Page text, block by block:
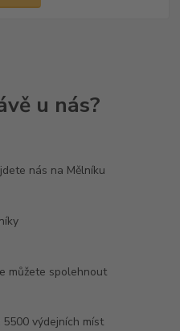
nás na Mělníku
můžete spolehnout
výdejních míst